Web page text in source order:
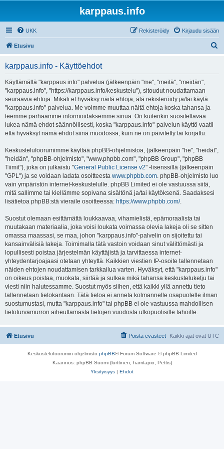
karppaus.info
UKK Kirjaudu sisään
Rekisteröidy
Etusivu
karppaus.info - Käyttöehdot
Käyttämällä "karppaus.info" palvelua (jälkeenpäin "me", "meitä", "meidän",
"karppaus.info", "https://karppaus.info/keskustelu"), sitoudut noudattamaan
seuraavia ehtoja. Mikäli et hyväksy näitä ehtoja, älä rekisteröidy ja/tai käytä
"karppaus.info"-palvelua. Me voimme muuttaa näitä ehtoja koska tahansa ja
teemme parhaamme informoidaksemme sinua. On kuitenkin suositeltavaa
lukea nämä ehdot säännöllisesti, koska "karppaus.info"-palvelun käyttö vaatii
että hyväksyt nämä ehdot siinä muodossa, kuin ne on päivitetty tai korjattu.
Keskustelufoorumimme käyttää phpBB-ohjelmistoa, (jälkeenpäin "he", "heidät",
"heidän", "phpBB-ohjelmisto", "www.phpbb.com", "phpBB Group", "phpBB
Tiimit"), joka on julkaistu "General Public License v2" -lisenssillä (jälkeenpäin
"GPL") ja se voidaan ladata osoitteesta www.phpbb.com. phpBB-ohjelmisto luo
vain ympäristön internet-keskustelulle. phpBB Limited ei ole vastuussa siitä,
mitä sallimme tai kiellämme sopivana sisältönä ja/tai käytöksenä. Saadaksesi
lisätietoa phpBB:stä vieraile osoitteessa: https://www.phpbb.com/.
Suostut olemaan esittämättä loukkaavaa, vihamielistä, epämoraalista tai
muutakaan materiaalia, joka voisi loukata voimassa olevia lakeja oli se sitten
omassa maassasi, se maa, johon "karppaus.info"-palvelin on sijoitettu tai
kansainvälisiä lakeja. Toimimalla tätä vastoin voidaan sinut välittömästi ja
lopullisesti poistaa järjestelmän käyttäjistä ja tarvittaessa internet-
yhteydentarjoajaasi otetaan yhteyttä. Kaikkien viestien IP-osoite tallennetaan
näiden ehtojen noudattamisen tarkkailua varten. Hyväksyt, että "karppaus.info"
on oikeus poistaa, muokata, siirtää ja sulkea mikä tahansa keskusteluketju tai
viesti niin halutessamme. Suostut myös siihen, että kaikki yllä annettu tieto
tallennetaan tietokantaan. Tätä tietoa ei anneta kolmannelle osapuolelle ilman
suostumustasi, mutta "karppaus.info" tai phpBB ei ole vastuussa mahdollisen
tietoturvamurron aiheuttamasta tietojen vuodosta ulkopuolisille tahoille.
Etusivu Kaikki ajat ovat UTC
Poista evästeet
Keskustelufoorumin ohjelmisto phpBB® Forum Software © phpBB Limited
Käännös: phpBB Suomi (lurttinen, harritapio, Pettis)
Yksityisyys | Ehdot